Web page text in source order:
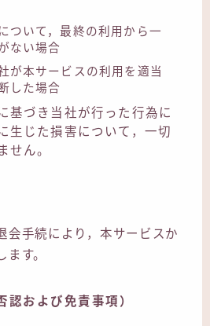
ついて，最終の利用から一
ない場合
が本サービスの利用を適当
した場合
基づき当社が行った行為に
生じた損害について，一切
せん。
会手続により，本サービスか
す。
認および免責事項）